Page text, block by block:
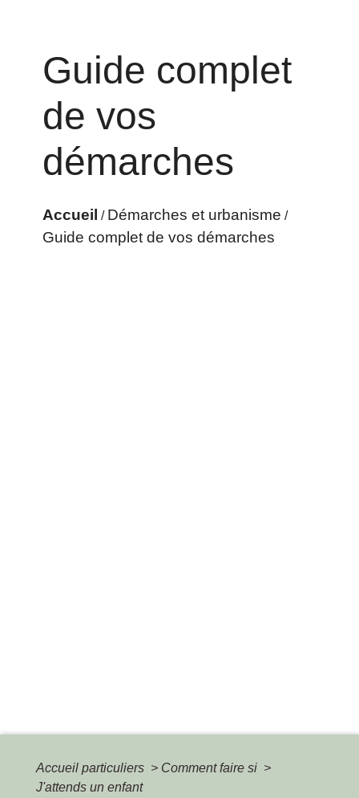
Guide complet
de vos
démarches
Accueil / Démarches et urbanisme /
Guide complet de vos démarches
Accueil particuliers > Comment faire si >
J'attends un enfant